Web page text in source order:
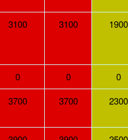
3100 3100 1900
0 0 0
3700 3700 2300